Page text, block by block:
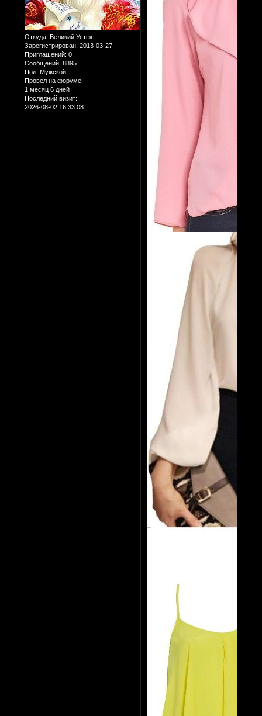
Откуда: Великий Устюг
Зарегистрирован: 2013-03-27
Приглашений: 0
Сообщений: 8895
Пол: Мужской
Провел на форуме:
1 месяц 6 дней
Последний визит:
2026-08-02 16:33:08